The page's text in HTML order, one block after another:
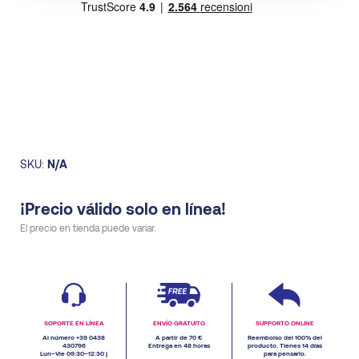
SKU: N/A
¡Precio válido solo en línea!
El precio en tienda puede variar.
SOPORTE EN LÍNEA
Al número +39 0438
430796
Lun–Vie 09:30–12:30 |
ENVÍO GRATUITO
A partir de 70 €
Entrega en 48 horas
SUPPORTO ONLINE
Reembolso del 100% del
producto. Tienes 14 días
para pensarlo.